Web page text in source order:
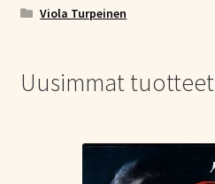
Viola Turpeinen
Uusimmat tuotteet